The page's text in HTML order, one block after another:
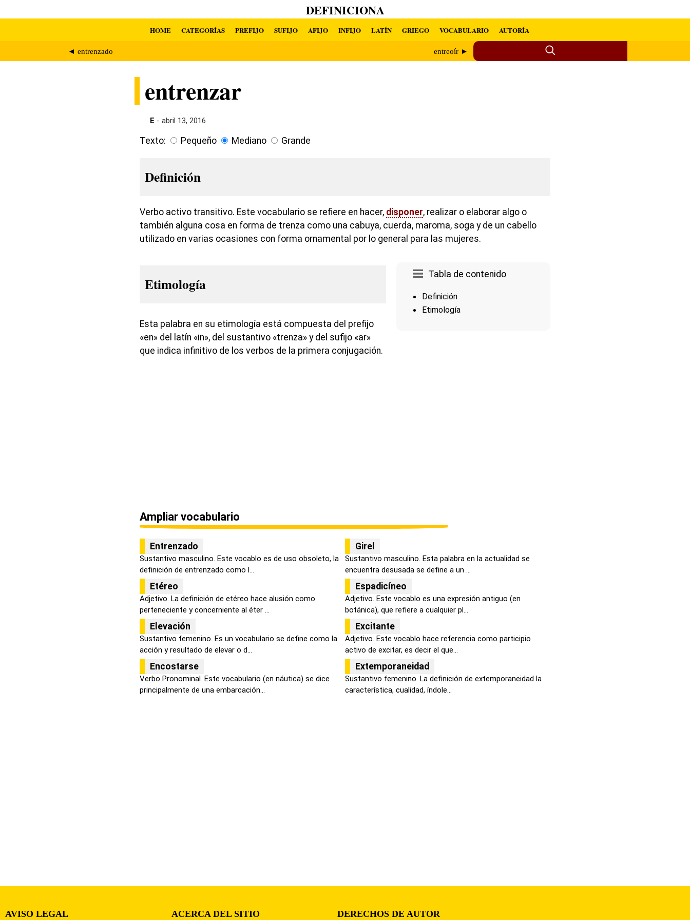
DEFINICIONA
HOME CATEGORÍAS PREFIJO SUFIJO AFIJO INFIJO LATÍN GRIEGO VOCABULARIO AUTORÍA
◄ entrenzado entreoír ►
entrenzar
E - abril 13, 2016
Texto: Pequeño Mediano Grande
Definición
Verbo activo transitivo. Este vocabulario se refiere en hacer, disponer, realizar o elaborar algo o
también alguna cosa en forma de trenza como una cabuya, cuerda, maroma, soga y de un cabello
utilizado en varias ocasiones con forma ornamental por lo general para las mujeres.
Tabla de contenido
Definición
Etimología
Etimología
Esta palabra en su etimología está compuesta del prefijo
«en» del latín «in», del sustantivo «trenza» y del sufijo «ar»
que indica infinitivo de los verbos de la primera conjugación.
Ampliar vocabulario
Entrenzado
Sustantivo masculino. Este vocablo es de uso obsoleto, la
definición de entrenzado como l...
Girel
Sustantivo masculino. Esta palabra en la actualidad se
encuentra desusada se define a un ...
Etéreo
Adjetivo. La definición de etéreo hace alusión como
perteneciente y concerniente al éter ...
Espadicíneo
Adjetivo. Este vocablo es una expresión antiguo (en
botánica), que refiere a cualquier pl...
Elevación
Sustantivo femenino. Es un vocabulario se define como la
acción y resultado de elevar o d...
Excitante
Adjetivo. Este vocablo hace referencia como participio
activo de excitar, es decir el que...
Encostarse
Verbo Pronominal. Este vocabulario (en náutica) se dice
principalmente de una embarcación...
Extemporaneidad
Sustantivo femenino. La definición de extemporaneidad la
característica, cualidad, índole...
AVISO LEGAL ACERCA DEL SITIO DERECHOS DE AUTOR